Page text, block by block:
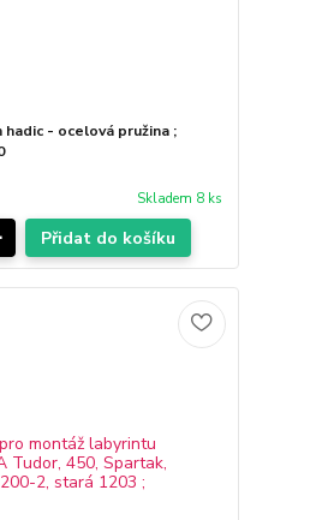
hadic - ocelová pružina ;
Skladem 8 ks
Přidat do košíku